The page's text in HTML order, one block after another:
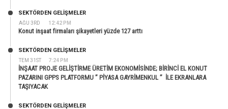
AĞU 3RD 12:42 PM
SEKTÖRDEN GELIŞMELER
Konut inşaat firmaları şikayetleri yüzde 127 arttı
TEM 31ST 7:24 PM
SEKTÖRDEN GELIŞMELER
İNŞAAT PROJE GELİŞTİRME ÜRETİM EKONOMİSİNDE; BİRİNCİ EL KONUT
PAZARINI GPPS PLATFORMU ” PİYASA GAYRİMENKUL ” İLE EKRANLARA
TAŞIYACAK
SEKTÖRDEN GELIŞMELER